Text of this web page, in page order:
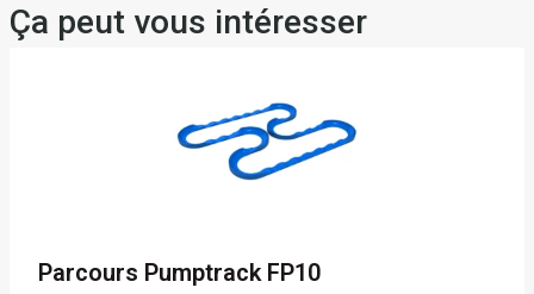
Ça peut vous intéresser
Parcours Pumptrack FP10